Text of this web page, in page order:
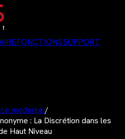
FONCTIONSSUPPORT
moderne./
: La Discrétion dans les
Haut Niveau